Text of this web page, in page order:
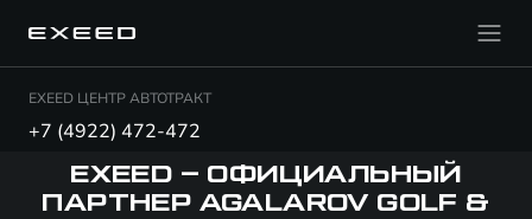
EXEED ЦЕНТР АВТОТРАКТ
+7 (4922) 472-472
EXEED – ОФИЦИАЛЬНЫЙ
ПАРТНЕР AGALAROV GOLF &